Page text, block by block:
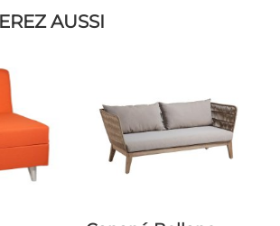
AUSSI